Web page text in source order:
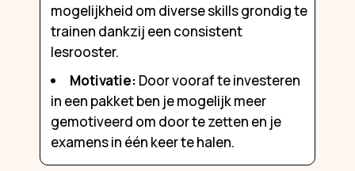
mogelijkheid om diverse skills grondig te
trainen dankzij een consistent
lesrooster.
Motivatie: Door vooraf te investeren
in een pakket ben je mogelijk meer
gemotiveerd om door te zetten en je
examens in één keer te halen.